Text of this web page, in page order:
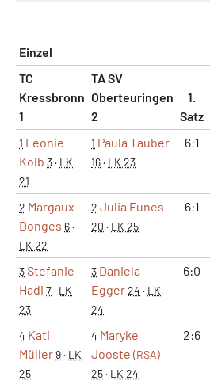
Einzel
TC
Kressbronn
1
TA SV
Oberteuringen
2
1.
Satz
1 Leonie
Kolb 3· LK
21
1 Paula Tauber
16· LK 23
6:1
2 Margaux
Donges 6·
LK 22
2 Julia Funes
20 · LK 25
6:1
3Stefanie
Hadi 7· LK
23
3 Daniela
Egger24 · LK
24
6:0
4 Kati
Müller9· LK
25
4 Maryke
Jooste (RSA)
25· LK 24
2:6